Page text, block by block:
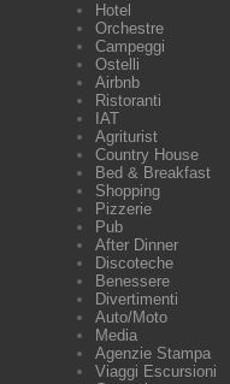
Hotel
Orchestre
Campeggi
Ostelli
Airbnb
Ristoranti
IAT
Agriturist
Country House
Bed & Breakfast
Shopping
Pizzerie
Pub
After Dinner
Discoteche
Benessere
Divertimenti
Auto/Moto
Media
Agenzie Stampa
Viaggi Escursioni